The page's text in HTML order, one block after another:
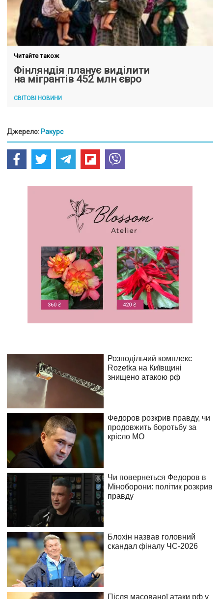
Читайте також
Фінляндія планує виділити
на мігрантів 452 млн євро
СВІТОВІ НОВИНИ
Джерело: Ракурс